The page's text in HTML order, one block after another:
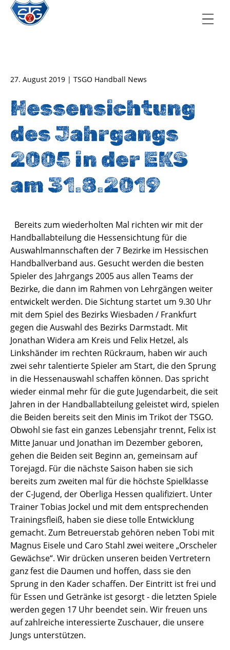
27. August 2019 | TSGO Handball News
Hessensichtung
des Jahrgangs
2005 in der EKS
am 31.8.2019
Bereits zum wiederholten Mal richten wir mit der
Handballabteilung die Hessensichtung für die
Auswahlmannschaften der 7 Bezirke im Hessischen
Handballverband aus. Gesucht werden die besten
Spieler des Jahrgangs 2005 aus allen Teams der
Bezirke, die dann im Rahmen von Lehrgängen weiter
entwickelt werden. Die Sichtung startet um 9.30 Uhr
mit dem Spiel des Bezirks Wiesbaden / Frankfurt
gegen die Auswahl des Bezirks Darmstadt. Mit
Jonathan Widera am Kreis und Felix Hetzel, als
Linkshänder im rechten Rückraum, haben wir auch
zwei sehr talentierte Spieler am Start, die den Sprung
in die Hessenauswahl schaffen können. Das spricht
wieder einmal mehr für die gute Jugendarbeit, die seit
Jahren in der Handballabteilung geleistet wird, spielen
die Beiden bereits seit den Minis im Trikot der TSGO.
Obwohl sie fast ein ganzes Lebensjahr trennt, Felix ist
Mitte Januar und Jonathan im Dezember geboren,
gehen die Beiden seit Beginn an, gemeinsam auf
Torejagd. Für die nächste Saison haben sie sich
bereits zum zweiten mal für die höchste Spielklasse
der C-Jugend, der Oberliga Hessen qualifiziert. Unter
Trainer Tobias Jockel und mit dem entsprechenden
Trainingsfleiß, haben sie diese tolle Entwicklung
gemacht. Zum Betreuerstab gehören neben Tobi mit
Magnus Eisele und Caro Stahl zwei weitere „Orscheler
Gewächse“. Wir drücken unseren beiden Vertretern
ganz fest die Daumen und hoffen, dass sie den
Sprung in den Kader schaffen. Der Eintritt ist frei und
für Essen und Getränke ist gesorgt - die letzten Spiele
werden gegen 17 Uhr beendet sein. Wir freuen uns
auf zahlreiche interessierte Zuschauer, die unsere
Jungs unterstützen.